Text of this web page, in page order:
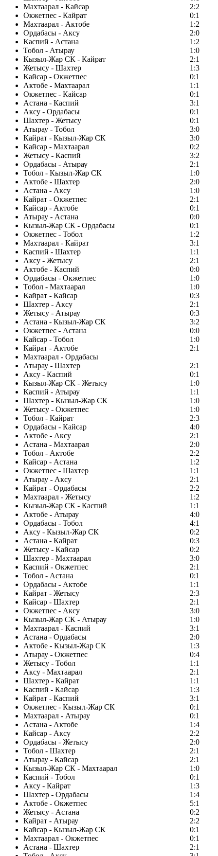
Махтаарал - Кайсар
2:2
Окжетпес - Кайрат
0:1
Махтаарал - Актобе
1:2
Ордабасы - Аксу
2:0
Каспий - Астана
1:2
Тобол - Атырау
1:0
Кызыл-Жар СК - Кайрат
2:1
Жетысу - Шахтер
1:3
Кайсар - Окжетпес
0:1
Актобе - Махтаарал
1:1
Окжетпес - Кайсар
0:1
Астана - Каспий
3:1
Аксу - Ордабасы
0:1
Шахтер - Жетысу
0:1
Атырау - Тобол
3:0
Кайрат - Кызыл-Жар СК
3:0
Кайсар - Махтаарал
0:2
Жетысу - Каспий
3:2
Ордабасы - Атырау
2:1
Тобол - Кызыл-Жар СК
1:0
Актобе - Шахтер
2:0
Астана - Аксу
1:0
Кайрат - Окжетпес
2:1
Кайсар - Актобе
0:1
Атырау - Астана
0:0
Кызыл-Жар СК - Ордабасы
0:1
Окжетпес - Тобол
1:2
Махтаарал - Кайрат
3:1
Каспий - Шахтер
1:1
Аксу - Жетысу
2:1
Актобе - Каспий
0:0
Ордабасы - Окжетпес
1:0
Тобол - Махтаарал
1:0
Кайрат - Кайсар
0:3
Шахтер - Аксу
2:1
Жетысу - Атырау
0:3
Астана - Кызыл-Жар СК
3:2
Окжетпес - Астана
0:0
Кайсар - Тобол
1:0
Кайрат - Актобе
2:1
Махтаарал - Ордабасы
Атырау - Шахтер
2:1
Аксу - Каспий
0:1
Кызыл-Жар СК - Жетысу
1:0
Каспий - Атырау
1:1
Шахтер - Кызыл-Жар СК
1:0
Жетысу - Окжетпес
1:0
Тобол - Кайрат
2:3
Ордабасы - Кайсар
4:0
Актобе - Аксу
2:1
Астана - Махтаарал
2:0
Тобол - Актобе
2:2
Кайсар - Астана
1:2
Окжетпес - Шахтер
1:1
Атырау - Аксу
2:1
Кайрат - Ордабасы
2:2
Махтаарал - Жетысу
1:2
Кызыл-Жар СК - Каспий
1:1
Актобе - Атырау
4:0
Ордабасы - Тобол
4:1
Аксу - Кызыл-Жар СК
0:2
Астана - Кайрат
0:3
Жетысу - Кайсар
0:2
Шахтер - Махтаарал
3:0
Каспий - Окжетпес
2:1
Тобол - Астана
0:1
Ордабасы - Актобе
1:1
Кайрат - Жетысу
2:3
Кайсар - Шахтер
2:1
Окжетпес - Аксу
3:0
Кызыл-Жар СК - Атырау
1:0
Махтаарал - Каспий
3:1
Астана - Ордабасы
2:0
Актобе - Кызыл-Жар СК
1:3
Атырау - Окжетпес
0:4
Жетысу - Тобол
1:1
Аксу - Махтаарал
2:1
Шахтер - Кайрат
1:1
Каспий - Кайсар
1:3
Кайрат - Каспий
3:1
Окжетпес - Кызыл-Жар СК
0:1
Махтаарал - Атырау
0:1
Астана - Актобе
1:4
Кайсар - Аксу
2:2
Ордабасы - Жетысу
2:0
Тобол - Шахтер
2:1
Атырау - Кайсар
2:1
Кызыл-Жар СК - Махтаарал
1:0
Каспий - Тобол
0:1
Аксу - Кайрат
1:3
Шахтер - Ордабасы
1:4
Актобе - Окжетпес
5:1
Жетысу - Астана
0:2
Кайрат - Атырау
2:2
Кайсар - Кызыл-Жар СК
0:1
Махтаарал - Окжетпес
0:1
Астана - Шахтер
2:1